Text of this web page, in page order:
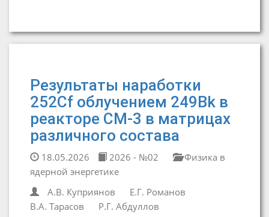
Результаты наработки
252Cf облучением 249Bk в
реакторе СМ-3 в матрицах
различного состава
18.05.2026 2026 - №02
Физика в
ядерной энергетике
А.В. Куприянов
Е.Г. Романов
В.А. Тарасов
Р.Г. Абдуллов